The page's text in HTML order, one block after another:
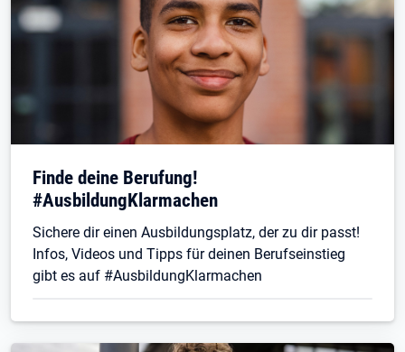
Finde deine Berufung!
#AusbildungKlarmachen
Sichere dir einen Ausbildungsplatz, der zu dir passt!
Infos, Videos und Tipps für deinen Berufseinstieg
gibt es auf #AusbildungKlarmachen